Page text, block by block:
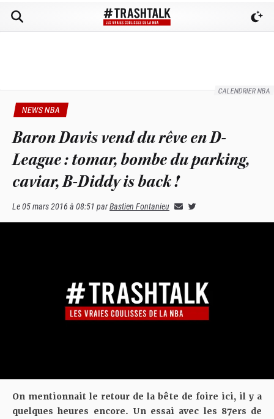
CALENDRIER NBA
NEWS NBA
Baron Davis vend du rêve en D-
League : tomar, bombe du parking,
caviar, B-Diddy is back !
Le05 mars 2016 à 08:51 parBastien Fontanieu
On mentionnait le retour de la bête de foire ici, il y a
quelques heures encore. Un essai avec les 87ers de